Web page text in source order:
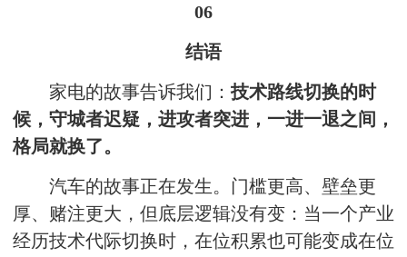
06
结语
家电的故事告诉我们： 技术路线切换的时
候，守城者迟疑，进攻者突进，一进一退之间，
格局就换了。
汽车的故事正在发生。门槛更高、壁垒更
厚、赌注更大，但底层逻辑没有变：当一个产业
经历技术代际切换时，在位积累也可能变成在位